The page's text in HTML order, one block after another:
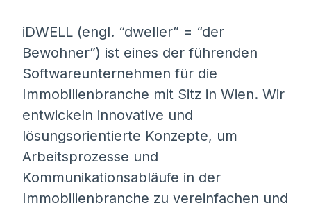
iDWELL (engl. “dweller” = “der
Bewohner”) ist eines der führenden
Softwareunternehmen für die
Immobilienbranche mit Sitz in Wien. Wir
entwickeln innovative und
lösungsorientierte Konzepte, um
Arbeitsprozesse und
Kommunikationsabläufe in der
Immobilienbranche zu vereinfachen und